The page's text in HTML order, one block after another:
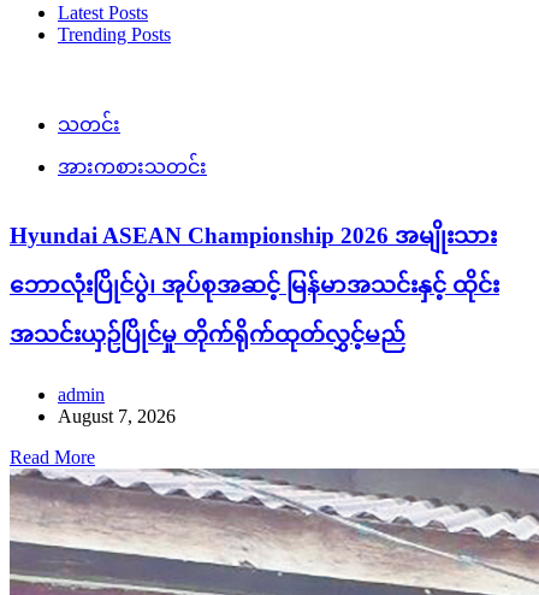
Latest Posts
Trending Posts
သတင်း
အားကစားသတင်း
Hyundai ASEAN Championship 2026 အမျိုးသား
ဘောလုံးပြိုင်ပွဲ၊ အုပ်စုအဆင့် မြန်မာအသင်းနှင့် ထိုင်း
အသင်းယှဉ်ပြိုင်မှု တိုက်ရိုက်ထုတ်လွှင့်မည်
admin
August 7, 2026
Read More